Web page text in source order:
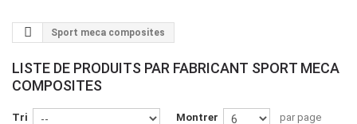
Sport meca composites
LISTE DE PRODUITS PAR FABRICANT SPORT MECA
COMPOSITES
Tri Montrer par page